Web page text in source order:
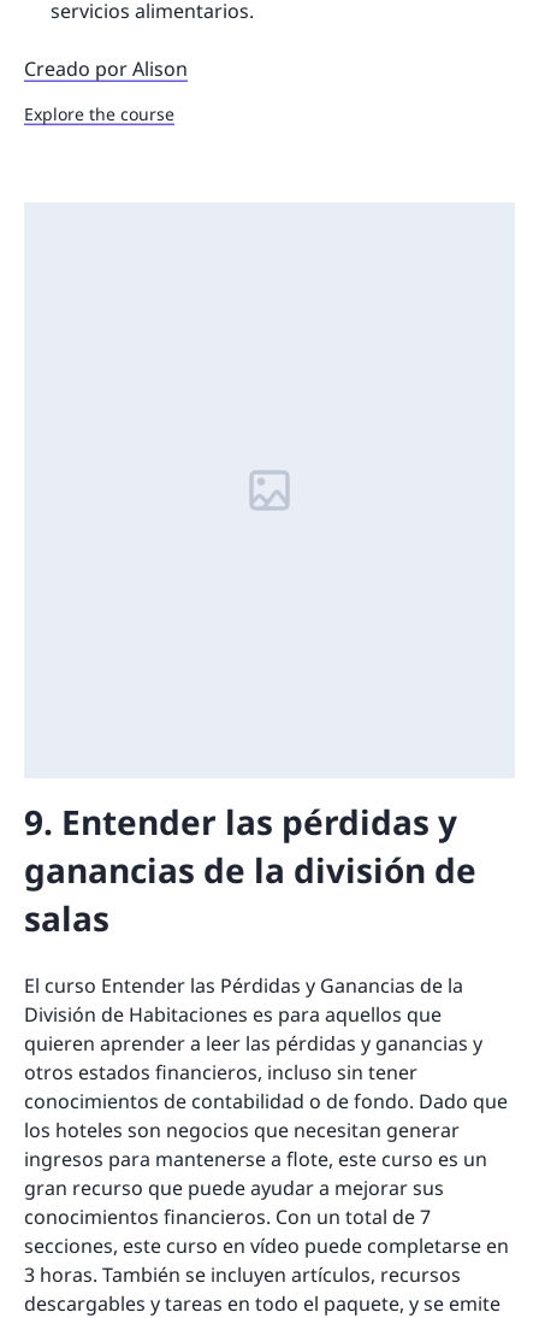
servicios alimentarios.
Creado por Alison
Explore the course
9. Entender las pérdidas y
ganancias de la división de
salas
El curso Entender las Pérdidas y Ganancias de la
División de Habitaciones es para aquellos que
quieren aprender a leer las pérdidas y ganancias y
otros estados financieros, incluso sin tener
conocimientos de contabilidad o de fondo. Dado que
los hoteles son negocios que necesitan generar
ingresos para mantenerse a flote, este curso es un
gran recurso que puede ayudar a mejorar sus
conocimientos financieros. Con un total de 7
secciones, este curso en vídeo puede completarse en
3 horas. También se incluyen artículos, recursos
descargables y tareas en todo el paquete, y se emite